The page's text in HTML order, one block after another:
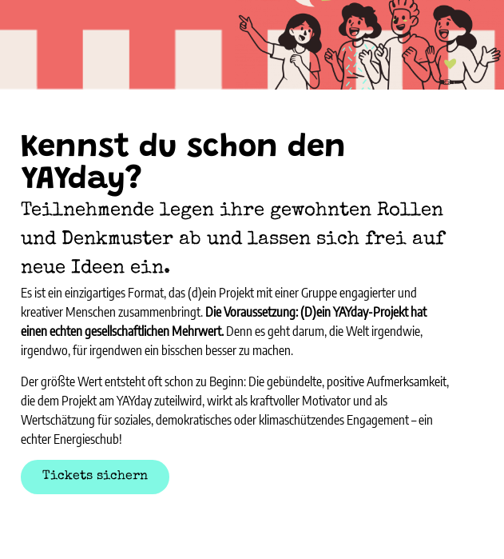
Kennst du schon den
YAYday?
Teilnehmende legen ihre gewohnten Rollen
und Denkmuster ab und lassen sich frei auf
neue Ideen ein.
Es ist ein einzigartiges Format, das (d)ein Projekt mit einer Gruppe engagierter und
kreativer Menschen zusammenbringt. Die Voraussetzung: (D)ein YAYday-Projekt hat
einen echten gesellschaftlichen Mehrwert.Denn es geht darum, die Welt irgendwie,
irgendwo, für irgendwen ein bisschen besser zu machen.
Der größte Wert entsteht oft schon zu Beginn: Die gebündelte, positive Aufmerksamkeit,
die dem Projekt am YAYday zuteilwird, wirkt als kraftvoller Motivator und als
Wertschätzung für soziales, demokratisches oder klimaschützendes Engagement – ein
echter Energieschub!
Tickets sichern